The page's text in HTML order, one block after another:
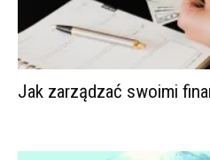
Jak zarządzać swoimi